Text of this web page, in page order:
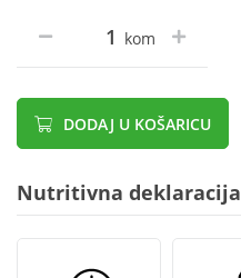
kom
DODAJ U KOŠARICU
Nutritivna deklaracija